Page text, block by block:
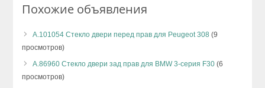
Похожие объявления
А.101054 Стекло двери перед прав для Peugeot 308 (9
просмотров)
А.86960 Стекло двери зад прав для BMW 3-серия F30 (6
просмотров)